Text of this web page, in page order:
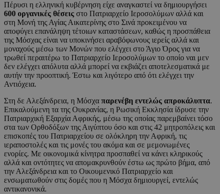
Πέρυσι η ελληνική κυβέρνηση είχε αναγκαστεί να δημιουργήσει
600 οργανικές θέσεις στο Πατριαρχείο Ιεροσολύμων αλλά και
στη Μονή της Αγίας Αικατερίνης στο Σινά προκειμένου να
αποφύγει επανάληψη τέτοιων καταστάσεων, καθώς η προσπάθεια
της Μόσχας είναι να υποκινήσει αραβόφωνους ιερείς αλλά και
μοναχούς μέσω των Μονών που ελέγχει στο Άγιο Όρος για να
τρωθεί περαιτέρω το Πατριαρχείο Ιεροσολύμων το οποίο ναι μεν
δεν ελέγχει απόλυτα αλλά μπορεί να εκβιάζει αποτελεσματικά με
αυτήν την προοπτική. Έστω και λιγότερο από ότι ελέγχει την
Αντιόχεια.
Στη δε Αλεξάνδρεια, η Μόσχα παρενέβη εντελώς απροκάλυπτα.
Επικαλούμενη τα της Ουκρανίας, η Ρωσική Εκκλησία ίδρυσε την
Πατριαρχική Εξαρχία Αφρικής, μέσω της οποίας παρεμβαίνει τόσο
στα των Ορθοδόξων της Αιγύπτου όσο και στις 42 μητροπόλεις και
επισκοπές του Πατριαρχείου σε ολόκληρη την Αφρική, τις
ιεραποστολές και τις μονές του ακόμα και σε μεμονωμένες
ενορίες. Με οικονομικά κίνητρα προσπαθεί να κάνει κληρικούς
αλλά και οντότητες να απομακρυνθούν έστω ως πρώτο βήμα, από
την Αλεξάνδρεια και το Οικουμενικό Πατριαρχείο και
ενσωματωθούν στις δομές που η Μόσχα δημιουργεί, εντελώς
αντικανονικά.